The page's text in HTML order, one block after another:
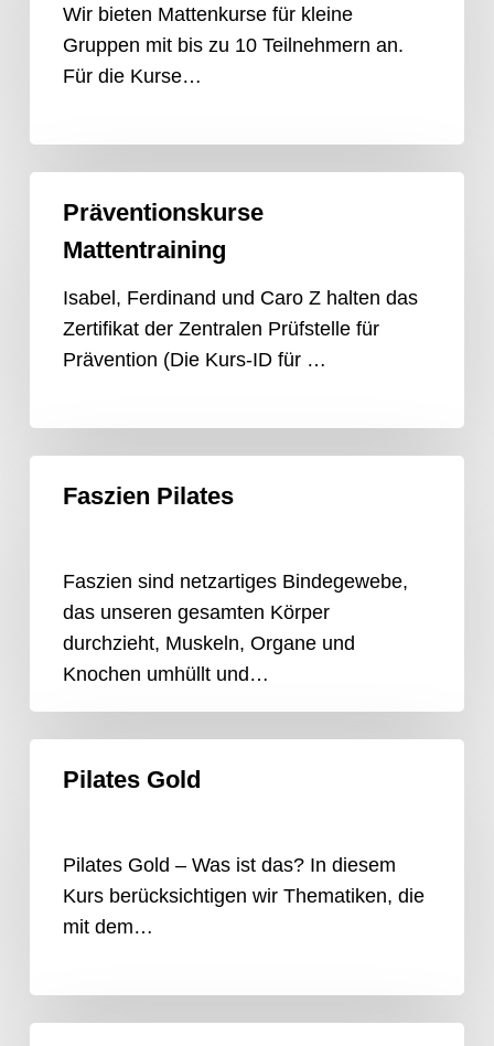
Wir bieten Mattenkurse für kleine
Gruppen mit bis zu 10 Teilnehmern an.
Für die Kurse…
Mattentraining
Präventionskurse
Mattentraining
Isabel, Ferdinand und Caro Z halten das
Zertifikat der Zentralen Prüfstelle für
Prävention (Die Kurs-ID für …
PilatesFaszien Pilates
Faszien sind netzartiges Bindegewebe,
das unseren gesamten Körper
durchzieht, Muskeln, Organe und
Knochen umhüllt und…
GoldPilates Gold
Pilates Gold – Was ist das? In diesem
Kurs berücksichtigen wir Thematiken, die
mit dem…